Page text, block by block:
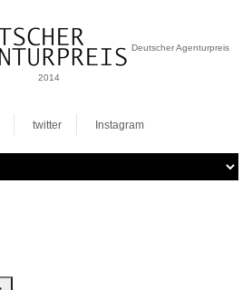
Deutscher Agenturpreis
2014
twitter Instagram